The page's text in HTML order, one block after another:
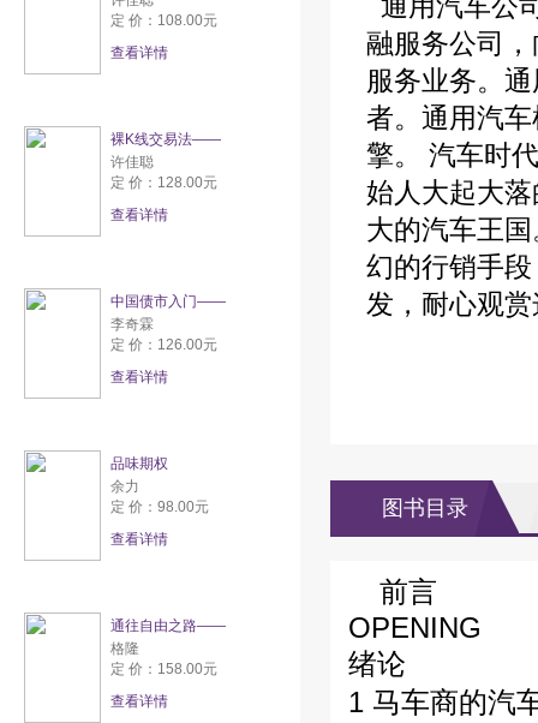
定 价：108.00元
查看详情
裸K线交易法——
许佳聪
定 价：128.00元
查看详情
中国债市入门——
李奇霖
定 价：126.00元
查看详情
品味期权
余力
定 价：98.00元
查看详情
通往自由之路——
格隆
定 价：158.00元
查看详情
融服务公司
服务业务。
者。通用汽
擎。 汽车时
始人大起大
大的汽车王
幻的行销手
发，耐心观
图书目录
前言
OPENING
绪论
1 马车商的汽